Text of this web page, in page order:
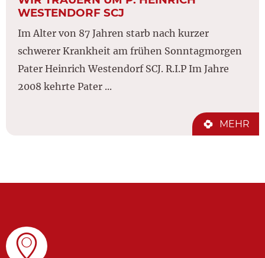
WESTENDORF SCJ
Im Alter von 87 Jahren starb nach kurzer
schwerer Krankheit am frühen Sonntagmorgen
Pater Heinrich Westendorf SCJ. R.I.P Im Jahre
2008 kehrte Pater ...
MEHR